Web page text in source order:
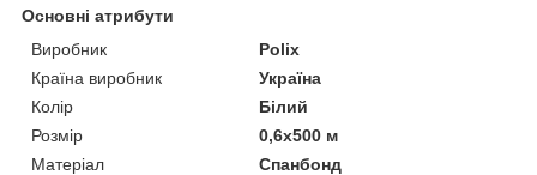
Основні атрибути
Виробник
Polix
Країна виробник
Україна
Колір
Білий
Розмір
0,6х500 м
Матеріал
Спанбонд